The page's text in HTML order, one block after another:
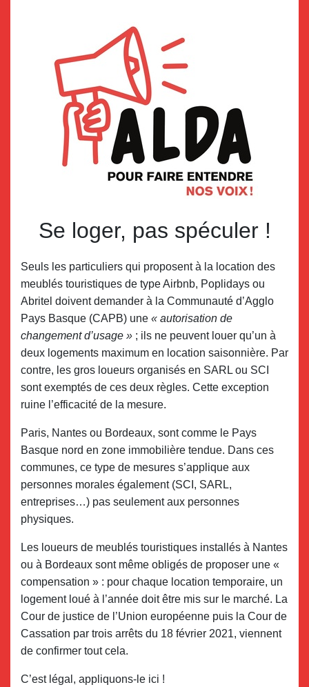
Se loger, pas spéculer !
Seuls les particuliers qui proposent à la location des
meublés touristiques de type Airbnb, Poplidays ou
Abritel doivent demander à la Communauté d’Agglo
Pays Basque (CAPB) une « autorisation de
changement d’usage » ; ils ne peuvent louer qu’un à
deux logements maximum en location saisonnière. Par
contre, les gros loueurs organisés en SARL ou SCI
sont exemptés de ces deux règles. Cette exception
ruine l’efficacité de la mesure.
Paris, Nantes ou Bordeaux, sont comme le Pays
Basque nord en zone immobilière tendue. Dans ces
communes, ce type de mesures s’applique aux
personnes morales également (SCI, SARL,
entreprises…) pas seulement aux personnes
physiques.
Les loueurs de meublés touristiques installés à Nantes
ou à Bordeaux sont même obligés de proposer une «
compensation » : pour chaque location temporaire, un
logement loué à l’année doit être mis sur le marché. La
Cour de justice de l’Union européenne puis la Cour de
Cassation par trois arrêts du 18 février 2021, viennent
de confirmer tout cela.
C’est légal, appliquons-le ici !